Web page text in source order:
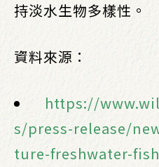
持淡水生物多樣性。
資料來源：
https://
s/press-release/
ture-freshwater-